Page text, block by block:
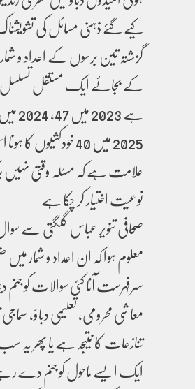
کیے گئے ذہنی مسائل کی
گزشتہ تین برسوں کے اعداد و
کے بجائے ایک مستقل تسلسل
2025 میں 40 خودکشیوں
علامت ہے کہ مسئلہ وقتی نہیں
نوعیت اختیار کر چکا ہے
صحافی تنویر عباس گلگتی سے
معلوم ہوا کہ ان اعداد و شمار میں
سرفہرست آنا کئی سوالات کو جنم
معاشی محرومی، تعلیمی دباؤ، سماجی
تنازعات کا نتیجہ ہے یا پھر یہ
ایک ایسے ماحول کو جنم دے